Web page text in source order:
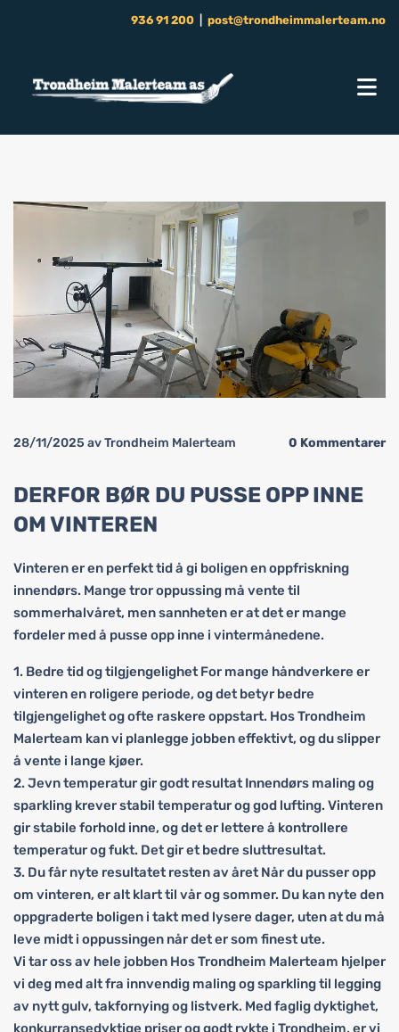
936 91 200 post@trondheimmalerteam.no
28/11/2025 av Trondheim Malerteam 0 Kommentarer
DERFOR BØR DU PUSSE OPP INNE
OM VINTEREN
Vinteren er en perfekt tid å gi boligen en oppfriskning
innendørs. Mange tror oppussing må vente til
sommerhalvåret, men sannheten er at det er mange
fordeler med å pusse opp inne i vintermånedene.
1. Bedre tid og tilgjengelighet For mange håndverkere er
vinteren en roligere periode, og det betyr bedre
tilgjengelighet og ofte raskere oppstart. Hos Trondheim
Malerteam kan vi planlegge jobben effektivt, og du slipper
å vente i lange kjøer.
2. Jevn temperatur gir godt resultat Innendørs maling og
sparkling krever stabil temperatur og god lufting. Vinteren
gir stabile forhold inne, og det er lettere å kontrollere
temperatur og fukt. Det gir et bedre sluttresultat.
3. Du får nyte resultatet resten av året Når du pusser opp
om vinteren, er alt klart til vår og sommer. Du kan nyte den
oppgraderte boligen i takt med lysere dager, uten at du må
leve midt i oppussingen når det er som finest ute.
Vi tar oss av hele jobben Hos Trondheim Malerteam hjelper
vi deg med alt fra innvendig maling og sparkling til legging
av nytt gulv, takfornying og listverk. Med faglig dyktighet,
konkurransedyktige priser og godt rykte i Trondheim, er vi